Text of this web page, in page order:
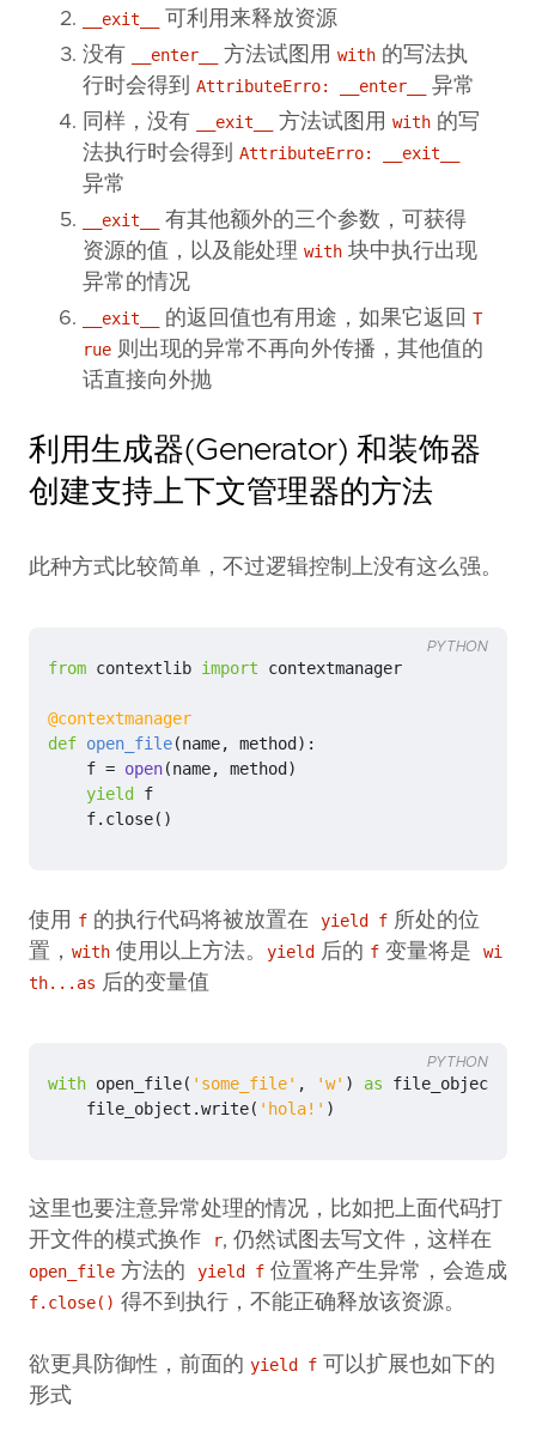
__exit__
可利用来释放资源
没有
__enter__ 方法试图用 with 的写法执
行时会得到 AttributeErro: __enter__
异常
同样，没有
__exit__ 方法试图用 with 的写
法执行时会得到 AttributeErro: __exit__
异常
__exit__
有其他额外的三个参数，可获得
资源的值，以及能处理 with 块中执行出现
异常的情况
__exit__ 的返回值也有用途，如果它返回 T
rue 则出现的异常不再向外传播，其他值的
话直接向外抛
利用生成器(Generator) 和装饰器
创建支持上下文管理器的方法
此种方式比较简单，不过逻辑控制上没有这么强。
from contextlib import contextmanager
@contextmanager
def open_file(name, method ):
f = open(name, method )
yield
f
f. close()
PYTHON
使用 f 的执行代码将被放置在 yield f 所处的位
置， with 使用以上方法。 yield 后的 f 变量将是 wi
th...as 后的变量值
with open_file( 'some_file' , 'w' ) as file_object
file_object .write( 'hola!' )
PYTHON
这里也要注意异常处理的情况，比如把上面代码打
开文件的模式换作
r, 仍然试图去写文件，这样在
open_file 方法的 yield f 位置将产生异常，会造成
f.close() 得不到执行，不能正确释放该资源。
欲更具防御性，前面的 yield f 可以扩展也如下的
形式